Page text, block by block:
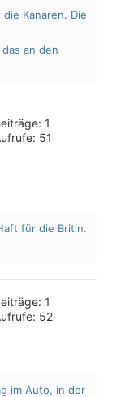
Kanaren. Die
an den
1
51
für die Britin.
1
52
im Auto, in der